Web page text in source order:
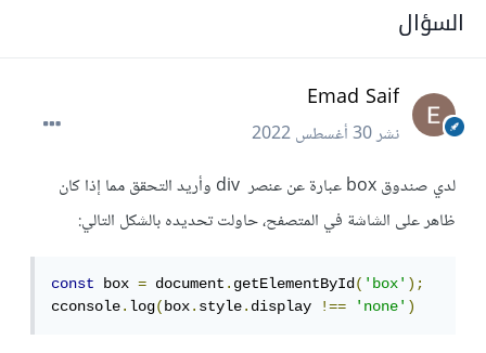
السؤال
Emad Saif
نشر30 أغسطس 2022
لدي صندوق box عبارة عن عنصر div وأريد التحقق مما إذا كان
ظاهر على الشاشة في المتصفح، حاولت تحديده بالشكل التالي:
const box = document.getElementById('box');
cconsole.log(box.style.display !== 'none')